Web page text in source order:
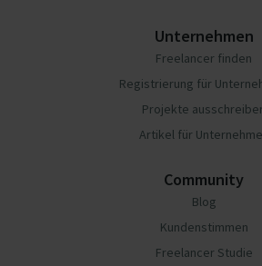
Unternehmen
Freelancer finden
Registrierung für
Projekte
Artikel für
Community
Blog
Kundenstimmen
Freelancer Studie